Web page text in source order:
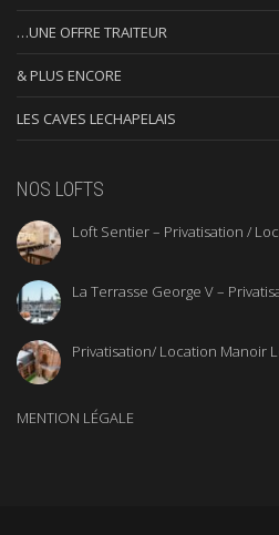
…UNE OFFRE TRAITEUR
& PLUS ENCORE
LES CAVES LECHAPELAIS
NOS LOFTS
Loft Sentier – Privatisation /
La Terrasse George V –
Privatisation/ Location Manoir
MENTION LÉGALE